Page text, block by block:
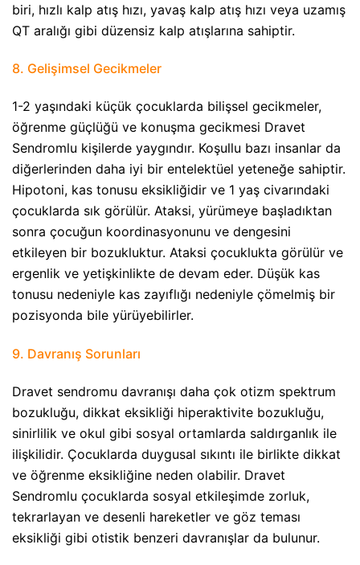
biri, hızlı kalp atış hızı, yavaş kalp atış hızı veya uzamış
QT aralığı gibi düzensiz kalp atışlarına sahiptir.
8. Gelişimsel Gecikmeler​
1-2 yaşındaki küçük çocuklarda bilişsel gecikmeler,
öğrenme güçlüğü ve konuşma gecikmesi Dravet
Sendromlu kişilerde yaygındır. Koşullu bazı insanlar da
diğerlerinden daha iyi bir entelektüel yeteneğe sahiptir.
Hipotoni, kas tonusu eksikliğidir ve 1 yaş civarındaki
çocuklarda sık görülür. Ataksi, yürümeye başladıktan
sonra çocuğun koordinasyonunu ve dengesini
etkileyen bir bozukluktur. Ataksi çocuklukta görülür ve
ergenlik ve yetişkinlikte de devam eder. Düşük kas
tonusu nedeniyle kas zayıflığı nedeniyle çömelmiş bir
pozisyonda bile yürüyebilirler.
9. Davranış Sorunları​
Dravet sendromu davranışı daha çok otizm spektrum
bozukluğu, dikkat eksikliği hiperaktivite bozukluğu,
sinirlilik ve okul gibi sosyal ortamlarda saldırganlık ile
ilişkilidir. Çocuklarda duygusal sıkıntı ile birlikte dikkat
ve öğrenme eksikliğine neden olabilir. Dravet
Sendromlu çocuklarda sosyal etkileşimde zorluk,
tekrarlayan ve desenli hareketler ve göz teması
eksikliği gibi otistik benzeri davranışlar da bulunur.